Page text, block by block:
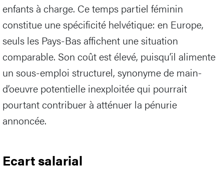
enfants à charge. Ce temps partiel féminin
constitue une spécificité helvétique: en Europe,
seuls les Pays-Bas affichent une situation
comparable. Son coût est élevé, puisqu’il alimente
un sous-emploi structurel, synonyme de main-
d’oeuvre potentielle inexploitée qui pourrait
pourtant contribuer à atténuer la pénurie
annoncée.
Ecart salarial